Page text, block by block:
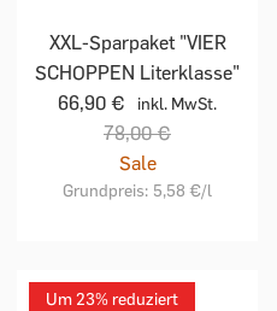
XXL-Sparpaket "VIER
SCHOPPEN Literklasse"
66,90 €
inkl. MwSt.
78,00 €
Sale
Grundpreis: 5,58 €/l
Um 23% reduziert